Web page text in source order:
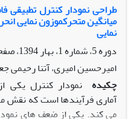
طراحی نمودار کنترل تطبیقی
میانگین متحرکموزون نمایی
نمایی
دوره 5، شماره 1، بهار 1394، صفحه
امیرحسین امیری، آتنا رحیمی
چکیده نمودار کنترل یکی
آماری فرآیندها است که نقش
می کند. یکی از ضعف های